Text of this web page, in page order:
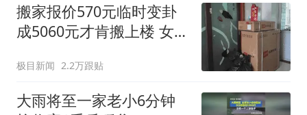
搬家报价570元临时变卦
成5060元才肯搬上楼 女子
极目新闻 2.2万跟贴
大雨将至一家老小6分钟